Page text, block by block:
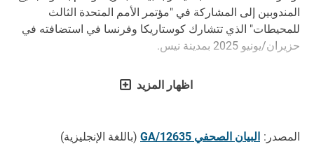
المندوبين إلى المشاركة في "مؤتمر الأمم المتحدة الثالث
للمحيطات" الذي تتشارك كوستاريكا وفرنسا في استضافته في
حزيران/يونيو 2025 بمدينة نيس.
اظهار المزيد
المصدر: البيان الصحفي GA/12635 (باللغة الإنجليزية)